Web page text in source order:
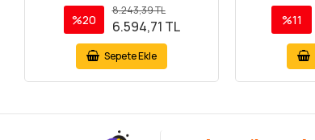
%20
8.243,39 TL
6.594,71 TL
Sepete Ekle
%11